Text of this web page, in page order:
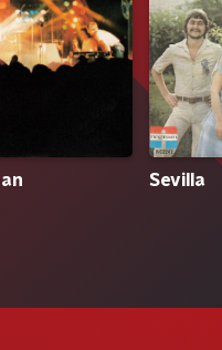
Sevilla